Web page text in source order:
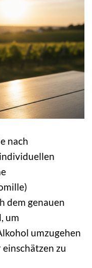
nach
dem genauen
um
umzugehen
zu